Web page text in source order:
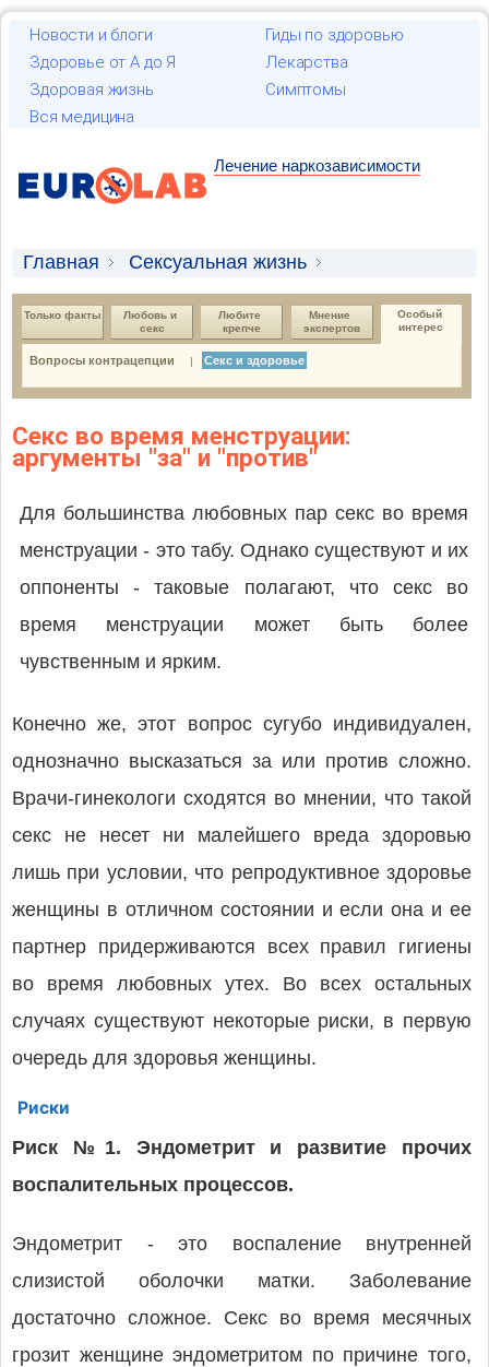
Новости и блоги
Гиды по здоровью
Здоровье от А до Я
Лекарства
Здоровая жизнь
Симптомы
Вся медицина
Лечение наркозависимости
Главная
Сексуальная жизнь
Особый интерес
Секс и здоровье
Только факты
Любовь и
секс
Любите
крепче
Мнение
экспертов
Особый
интерес
Вопросы контрацепции | Секс и здоровье
Секс во время менструации:
аргументы "за" и "против"
Для большинства любовных пар секс во время
менструации - это табу. Однако существуют и их
оппоненты - таковые полагают, что секс во
время менструации может быть более
чувственным и ярким.
Конечно же, этот вопрос сугубо индивидуален,
однозначно высказаться за или против сложно.
Врачи-гинекологи сходятся во мнении, что такой
секс не несет ни малейшего вреда здоровью
лишь при условии, что репродуктивное здоровье
женщины в отличном состоянии и если она и ее
партнер придерживаются всех правил гигиены
во время любовных утех. Во всех остальных
случаях существуют некоторые риски, в первую
очередь для здоровья женщины.
Риски
Риск №1. Эндометрит и развитие прочих
воспалительных процессов.
Эндометрит - это воспаление внутренней
слизистой оболочки матки. Заболевание
достаточно сложное. Секс во время месячных
грозит женщине эндометритом по причине того,